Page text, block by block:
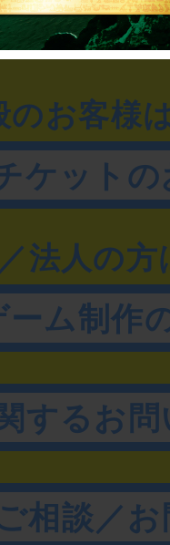
お客様
ケット
法人の方
ーム制作
するお
相談／